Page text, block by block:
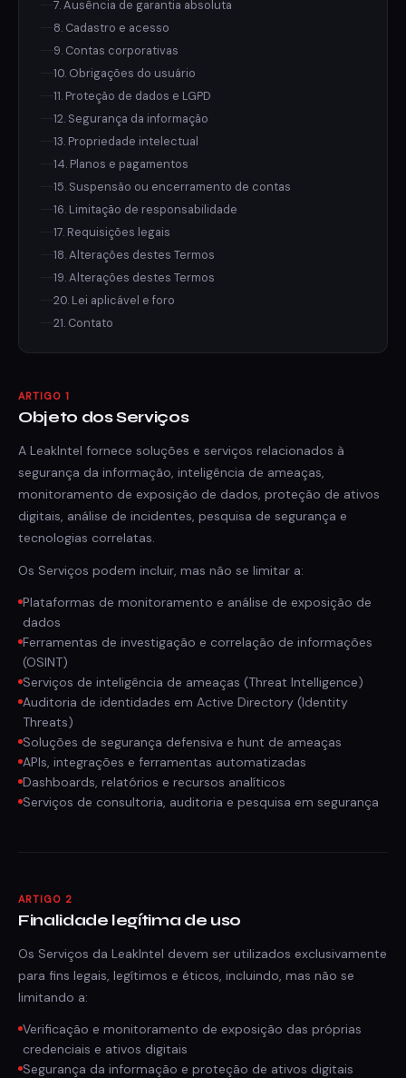
7. Ausência de garantia absoluta
8. Cadastro e acesso
9. Contas corporativas
10. Obrigações do usuário
11. Proteção de dados e LGPD
12. Segurança da informação
13. Propriedade intelectual
14. Planos e pagamentos
15. Suspensão ou encerramento de contas
16. Limitação de responsabilidade
17. Requisições legais
18. Alterações destes Termos
19. Alterações destes Termos
20. Lei aplicável e foro
21. Contato
ARTIGO 1
Objeto dos Serviços
A LeakIntel fornece soluções e serviços relacionados à
segurança da informação, inteligência de ameaças,
monitoramento de exposição de dados, proteção de ativos
digitais, análise de incidentes, pesquisa de segurança e
tecnologias correlatas.
Os Serviços podem incluir, mas não se limitar a:
Plataformas de monitoramento e análise de exposição de
dados
Ferramentas de investigação e correlação de informações
(OSINT)
Serviços de inteligência de ameaças (Threat Intelligence)
Auditoria de identidades em Active Directory (Identity
Threats)
Soluções de segurança defensiva e hunt de ameaças
APIs, integrações e ferramentas automatizadas
Dashboards, relatórios e recursos analíticos
Serviços de consultoria, auditoria e pesquisa em segurança
ARTIGO 2
Finalidade legítima de uso
Os Serviços da LeakIntel devem ser utilizados exclusivamente
para fins legais, legítimos e éticos, incluindo, mas não se
limitando a:
Verificação e monitoramento de exposição das próprias
credenciais e ativos digitais
Segurança da informação e proteção de ativos digitais